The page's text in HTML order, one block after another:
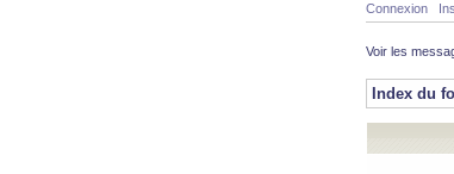
Connexion
Voir les
Index du